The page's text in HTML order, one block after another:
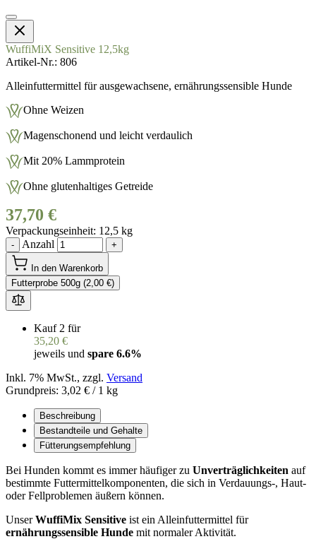
WuffiMiX Sensitive 12,5kg
Artikel-Nr. 806
Alleinfuttermittel für ausgewachsene, ernährungssensible Hunde
Ohne Weizen
Magenschonend und leicht verdaulich
Mit 20% Lammprotein
Ohne glutenhaltiges Getreide
37,70 €
Verpackungseinheit 12,5 kg
- Anzahl +
In den Warenkorb
Futterprobe 500g (2,00 €)
Kauf 2 für
35,20 €
jeweils und spare 6.6%
Inkl. 7% MwSt., zzgl. Versand
Grundpreis: 3,02 € / 1 kg
Beschreibung
Bestandteile und Gehalte
Fütterungsempfehlung
Bei Hunden kommt es immer häufiger zu Unverträglichkeiten auf
bestimmte Futtermittelkomponenten, die sich in Verdauungs-, Haut-
oder Fellproblemen äußern können.
UnserWuffiMix Sensitive ist ein Alleinfuttermittel für
ernährungssensible Hunde mit normaler Aktivität.